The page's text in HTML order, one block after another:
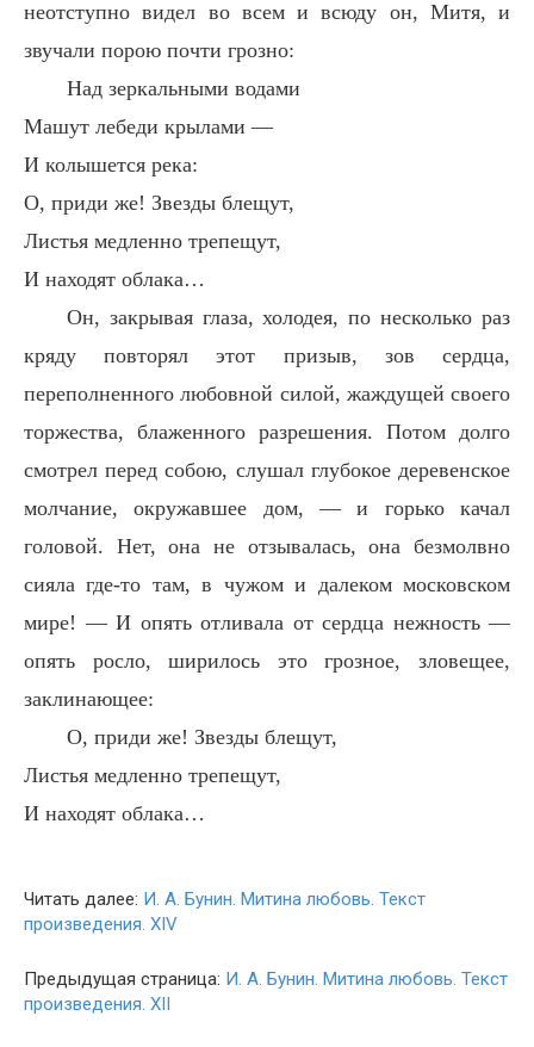
неотступно видел во всем и всюду он, Митя, и
звучали порою почти грозно:
Над зеркальными водами
Машут лебеди крылами —
И колышется река:
О, приди же! Звезды блещут,
Листья медленно трепещут,
И находят облака…
Он, закрывая глаза, холодея, по несколько раз
кряду повторял этот призыв, зов сердца,
переполненного любовной силой, жаждущей своего
торжества, блаженного разрешения. Потом долго
смотрел перед собою, слушал глубокое деревенское
молчание, окружавшее дом, — и горько качал
головой. Нет, она не отзывалась, она безмолвно
сияла где-то там, в чужом и далеком московском
мире! — И опять отливала от сердца нежность —
опять росло, ширилось это грозное, зловещее,
заклинающее:
О, приди же! Звезды блещут,
Листья медленно трепещут,
И находят облака…
Читать далее: И. А. Бунин. Митина любовь. Текст
произведения. XIV
Предыдущая страница: И. А. Бунин. Митина любовь. Текст
произведения. XII